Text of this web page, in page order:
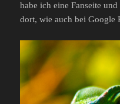
habe ich eine Fanseite
dort, wie auch bei Google